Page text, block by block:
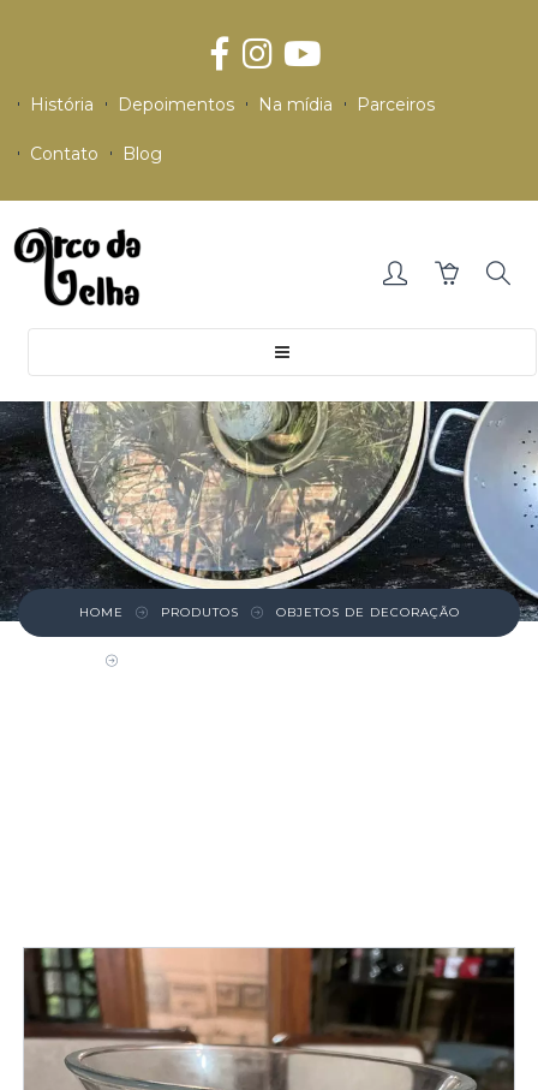
História Depoimentos Na mídia Parceiros
Contato Blog
HOME PRODUTOS OBJETOS DE DECORAÇÃO